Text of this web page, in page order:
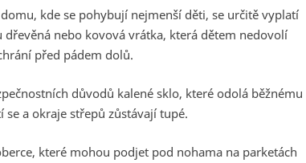
kde se pohybují nejmenší děti, se určitě vyplatí
nebo kovová vrátka, která dětem nedovolí
před pádem dolů.
důvodů kalené sklo, které odolá běžnému
a okraje střepů zůstávají tupé.
které mohou podjet pod nohama na parketách